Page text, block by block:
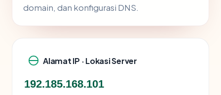
domain, dan konfigurasi DNS.
Alamat IP · Lokasi Server
192.185.168.101